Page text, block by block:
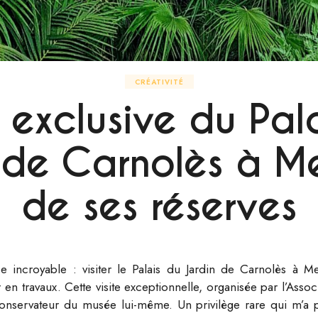
CRÉATIVITÉ
exclusive du
Carnolès à
de ses réserves
incroyable : visiter le Palais du Jardin de Carnolès à
travaux. Cette visite exceptionnelle, organisée par
du musée lui-même. Un privilège rare qui